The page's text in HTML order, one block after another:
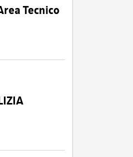
Tecnico